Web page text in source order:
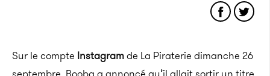
Sur le compte Instagramde La Piraterie dimanche 26